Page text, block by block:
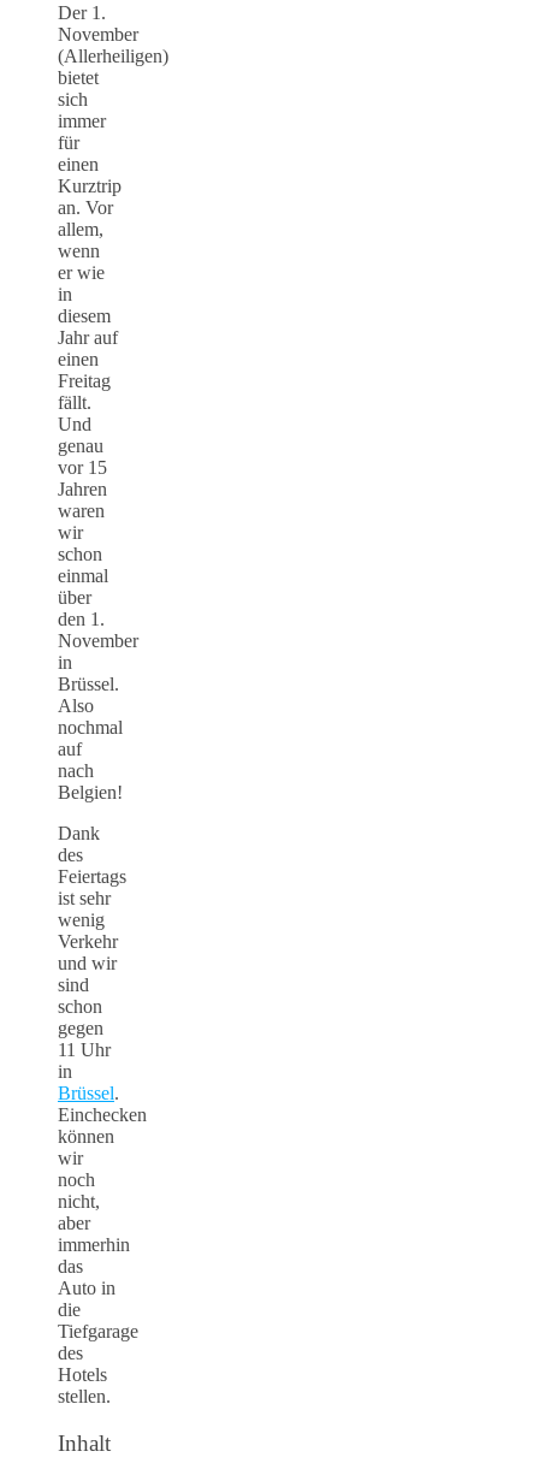
Der 1.
November
(Allerheiligen)
bietet
sich
immer
für
einen
Kurztrip
an. Vor
allem,
wenn
er wie
in
diesem
Jahr auf
einen
Freitag
fällt.
Und
genau
vor 15
Jahren
waren
wir
schon
einmal
über
den 1.
November
in
Brüssel.
Also
nochmal
auf
nach
Belgien!
Dank
des
Feiertags
ist sehr
wenig
Verkehr
und wir
sind
schon
gegen
11 Uhr
in
Brüssel.
Einchecken
können
wir
noch
nicht,
aber
immerhin
das
Auto in
die
Tiefgarage
des
Hotels
stellen.
Inhalt